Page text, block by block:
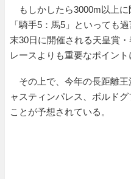
もしかしたら3000m以上
「騎手5：馬5」といっても
末30日に開催される天皇賞
レースよりも重要なポイント
その上で、今年の長距離王
ャスティンパレス、ボルド
ことが予想されている。